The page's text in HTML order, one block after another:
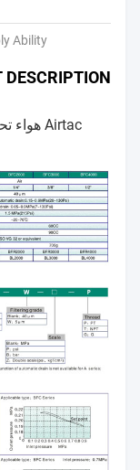
Ability
DESCRIPTION